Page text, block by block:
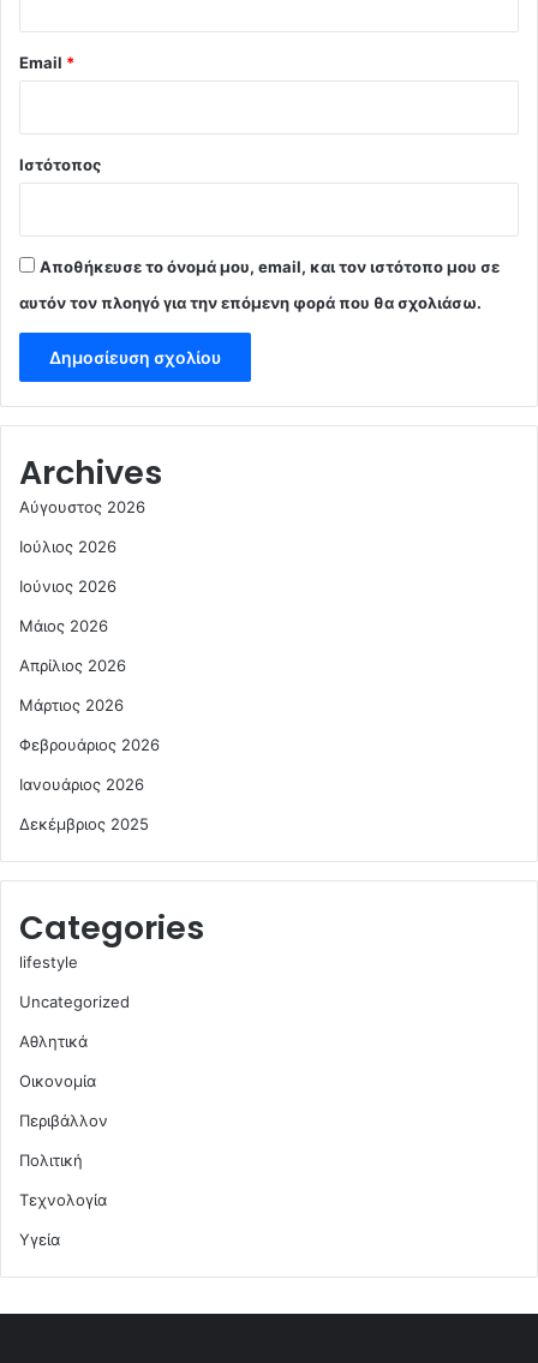
Email *
Ιστότοπος
Αποθήκευσε το όνομά μου, email, και τον ιστότοπο μου σε
αυτόν τον πλοηγό για την επόμενη φορά που θα σχολιάσω.
Archives
Αύγουστος 2026
Ιούλιος 2026
Ιούνιος 2026
Μάιος 2026
Απρίλιος 2026
Μάρτιος 2026
Φεβρουάριος 2026
Ιανουάριος 2026
Δεκέμβριος 2025
Categories
lifestyle
Uncategorized
Αθλητικά
Οικονομία
Περιβάλλον
Πολιτική
Τεχνολογία
Υγεία